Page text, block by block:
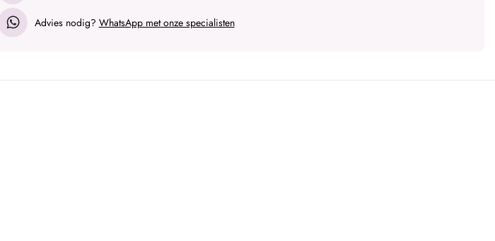
Advies nodig? WhatsApp met onze specialisten